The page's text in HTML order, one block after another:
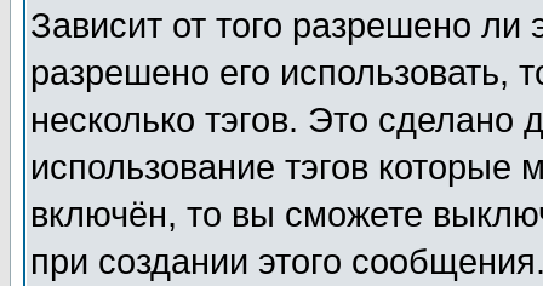
Зависит от того разрешено
разрешено его использовать,
несколько тэгов. Это сделано
использование тэгов
включён, то вы сможете
при создании этого